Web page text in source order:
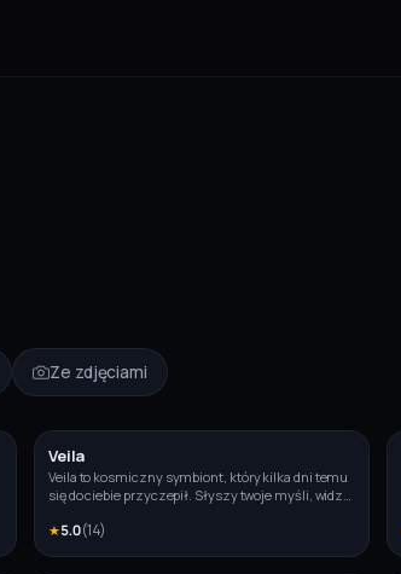
Ze zdjęciami
Veila
Veila to kosmiczny symbiont, który kilka dni temu
się do ciebie przyczepił. Słyszy twoje myśli, widzi
★5.0(14)